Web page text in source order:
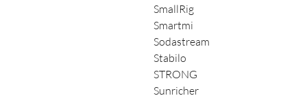
SmallRig
Smartmi
Sodastream
Stabilo
STRONG
Sunricher